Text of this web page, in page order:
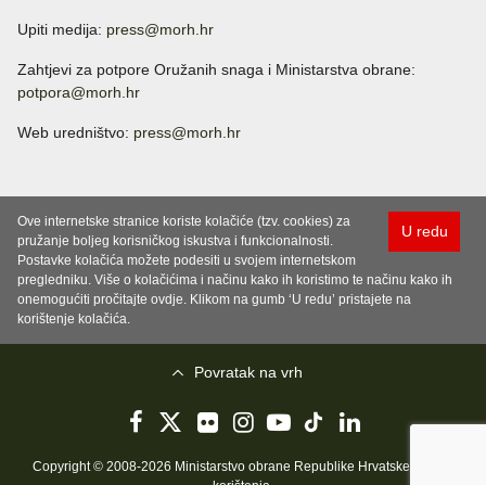
Upiti medija: press@morh.hr
Zahtjevi za potpore Oružanih snaga i Ministarstva obrane:
potpora@morh.hr
Web uredništvo: press@morh.hr
U redu
Ove internetske stranice koriste kolačiće (tzv. cookies) za
pružanje boljeg korisničkog iskustva i funkcionalnosti.
Postavke kolačića možete podesiti u svojem internetskom
pregledniku. Više o kolačićima i načinu kako ih koristimo te načinu kako ih
onemogućiti pročitajte ovdje. Klikom na gumb ‘U redu’ pristajete na
korištenje kolačića.
Povratak na vrh
Copyright © 2008-2026 Ministarstvo obrane Republike Hrvatske..